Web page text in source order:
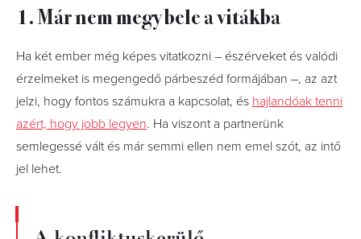
1. Már nem megy bele a vitákba
Ha két ember még képes vitatkozni – észérveket és valódi
érzelmeket is megengedő párbeszéd formájában –, az azt
jelzi, hogy fontos számukra a kapcsolat, és hajlandóak tenni
azért, hogy jobb legyen. Ha viszont a partnerünk
semlegessé vált és már semmi ellen nem emel szót, az intő
jel lehet.